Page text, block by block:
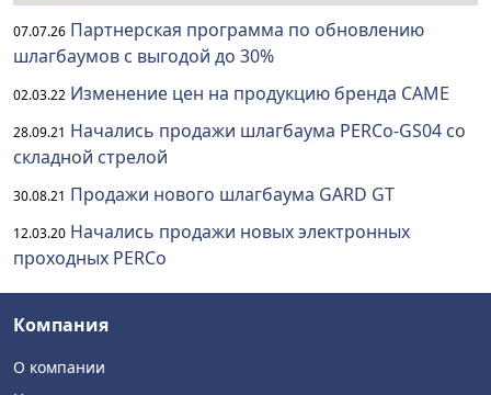
07.07.26 Партнерская программа по обновлению
шлагбаумов с выгодой до 30%
02.03.22 Изменение цен на продукцию бренда CAME
28.09.21 Начались продажи шлагбаума PERCo-GS04 со
складной стрелой
30.08.21 Продажи нового шлагбаума GARD GT
12.03.20 Начались продажи новых электронных
проходных PERCo
Компания
О компании